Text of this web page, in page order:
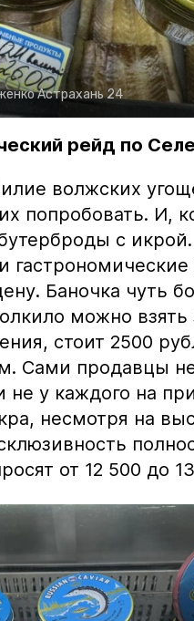
Астрахань 24
рейд по
волжских
попробовать. И,
с
гастрономические
Баночка чуть
можно взять
стоит 2500
Сами продавцы
у каждого на
несмотря на
от 12 500 до